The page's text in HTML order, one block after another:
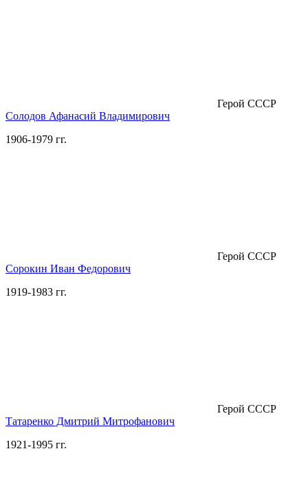
Герой СССР
Солодов Афанасий Владимирович
1906-1979 гг.
Герой СССР
Сорокин Иван Федорович
1919-1983 гг.
Герой СССР
Татаренко Дмитрий Митрофанович
1921-1995 гг.